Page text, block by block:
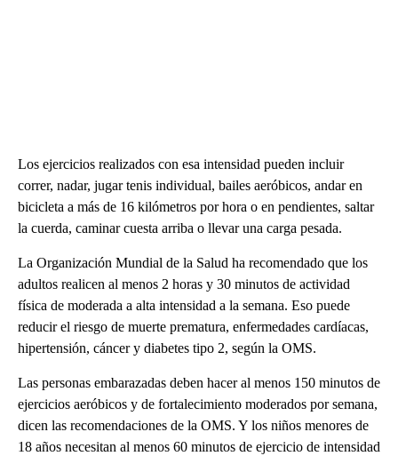
Los ejercicios realizados con esa intensidad pueden incluir
correr, nadar, jugar tenis individual, bailes aeróbicos, andar en
bicicleta a más de 16 kilómetros por hora o en pendientes, saltar
la cuerda, caminar cuesta arriba o llevar una carga pesada.
La Organización Mundial de la Salud ha recomendado que los
adultos realicen al menos 2 horas y 30 minutos de actividad
física de moderada a alta intensidad a la semana. Eso puede
reducir el riesgo de muerte prematura, enfermedades cardíacas,
hipertensión, cáncer y diabetes tipo 2, según la OMS.
Las personas embarazadas deben hacer al menos 150 minutos de
ejercicios aeróbicos y de fortalecimiento moderados por semana,
dicen las recomendaciones de la OMS. Y los niños menores de
18 años necesitan al menos 60 minutos de ejercicio de intensidad